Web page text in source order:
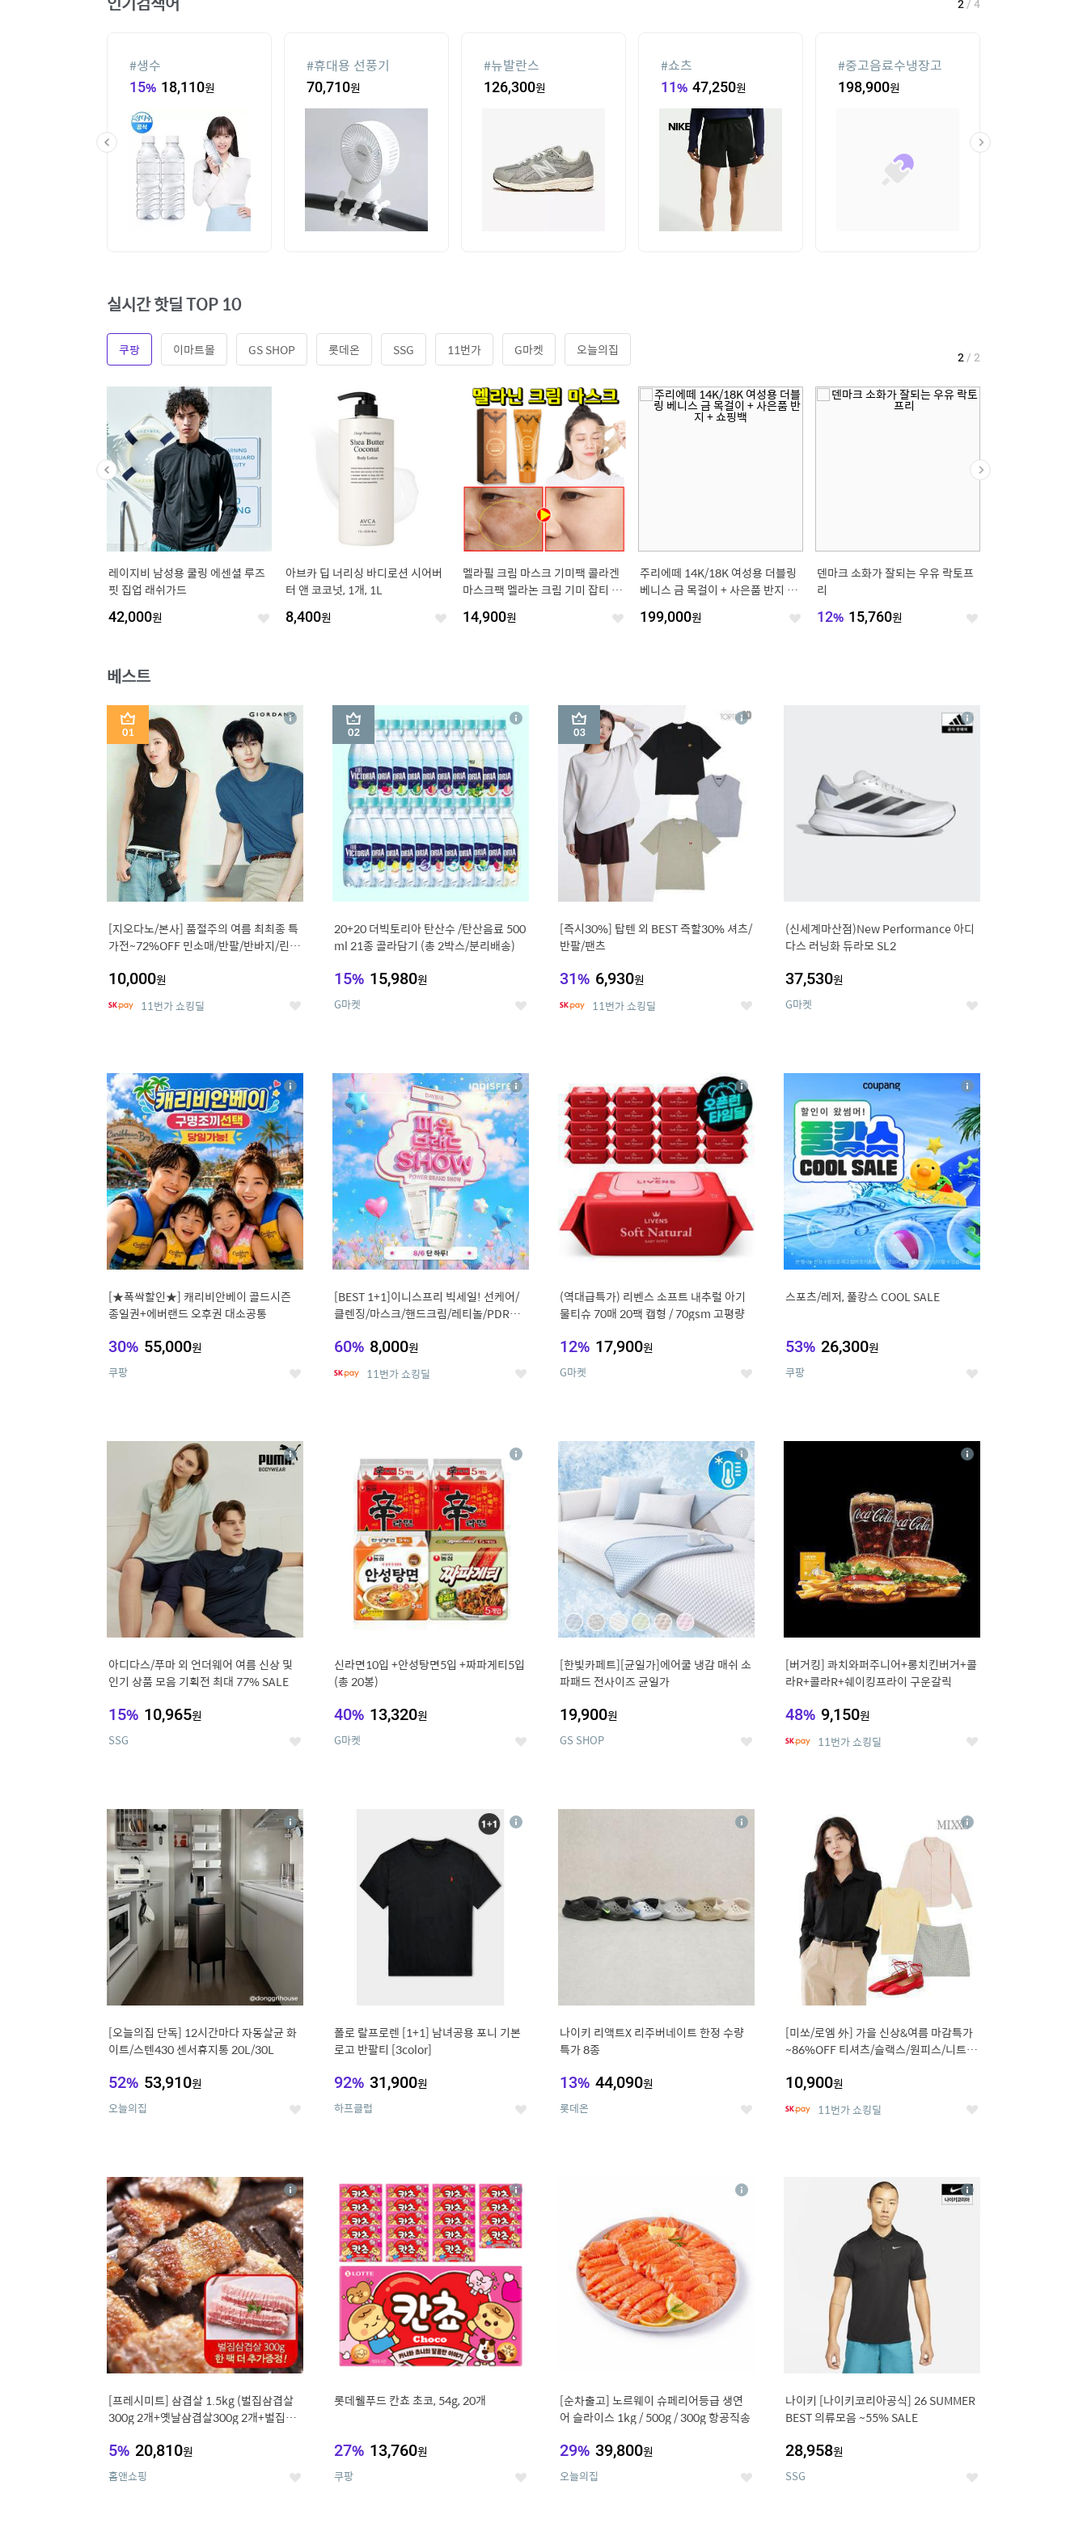
#생수
15% 18,110원
#휴대용 선풍기
70,710원
#뉴발란스
126,300원
#쇼츠
11% 47,250원
#중고음료수냉장고
198,900원
2 / 4
실시간 핫딜 TOP 10
쿠팡 이마트몰 GS SHOP 롯데온 SSG 11번가 G마켓 오늘의집
좋
레이지비 남성용 쿨링 에센셜 루즈
핏 집업 래쉬가드
42,000원 좋
아브카 딥 너리싱 바디로션 시어버
터 앤 코코넛, 1개, 1L
8,400원 좋
멜라필 크림 마스크 기미팩 콜라겐
마스크팩 멜라논 크림 기미 잡티 제
개입
14,900원 좋
주리에떼 14K/18K 여성용 더블링
베니스 금 목걸이 + 사은품 반지 +
199,000원 좋
덴마크 소화가 잘되는 우유 락토프
리
12% 15,760원 좋
2 / 2
베스트
1
[지오다노/본사] 품절주의 여름 최최종 특
가전~72%OFF 민소매/반팔/반바지/린넨
10,000원
11번가 쇼킹딜 좋
상
2
20+20 더빅토리아 탄산수 /탄산음료 500
ml 21종 골라담기 (총 2박스/분리배송)
15% 15,980원
G마켓 좋
상
3
[즉시30%] 탑텐 외 BEST 즉할30% 셔츠/
반팔/팬츠
31% 6,930원
11번가 쇼킹딜 좋
상
(신세계마산점)New Performance 아디
다스 러닝화 듀라모 SL2
37,530원
G마켓 좋
상
세
5
[★폭싹할인★] 캐리비안베이 골드시즌
종일권+에버랜드 오후권 대소공통
30% 55,000원
쿠팡 좋
상
세
6
[BEST 1+1]이니스프리 빅세일! 선케어/
클렌징/마스크/핸드크림/레티놀/PDRN/
60% 8,000원
11번가 쇼킹딜 좋
상
세
(역대급특가) 리벤스 소프트 내추럴 아기
물티슈 70매 20팩 캡형 / 70gsm 고평량
12% 17,900원
G마켓 좋
상
세
8
스포츠/레저, 풀캉스 COOL SALE
53% 26,300원
쿠팡 좋
상
세
9
아디다스/푸마 외 언더웨어 여름 신상 및
인기 상품 모음 기획전 최대 77% SALE
15% 10,965원
SSG 좋
상
세
신라면10입 +안성탕면5입 +짜파게티5입
(총 20봉)
40% 13,320원
G마켓 좋
상
11
[한빛카페트][균일가]에어쿨 냉감 매쉬 소
파패드 전사이즈 균일가
19,900원
GS SHOP 좋
상
세
12
[버거킹] 콰치와퍼주니어+롱치킨버거+콜
라R+콜라R+쉐이킹프라이 구운갈릭
48% 9,150원
11번가 쇼킹딜 좋
상
13
[오늘의집 단독] 12시간마다 자동살균 화
이트/스텐430 센서휴지통 20L/30L
52% 53,910원
오늘의집 좋
상
세
폴로 랄프로렌 [1+1] 남녀공용 포니 기본
로고 반팔티 [3color]
92% 31,900원
하프클럽 좋
상
15
나이키 리액트X 리주버네이트 한정 수량
특가 8종
13% 44,090원
롯데온 좋
상
[미쏘/로엠 外] 가을 신상&여름 마감특가
~86%OFF 티셔츠/슬랙스/원피스/니트/
10,900원
11번가 쇼킹딜 좋
상
17
[프레시미트] 삼겹살 1.5kg (벌집삼겹살
300g 2개+옛날삼겹살300g 2개+벌집삼
5% 20,810원
홈앤쇼핑 좋
상
세
18
롯데웰푸드 칸쵸 초코, 54g, 20개
27% 13,760원
쿠팡 좋
상
세
[순차출고] 노르웨이 슈페리어등급 생연
어 슬라이스 1kg / 500g / 300g 항공직송
29% 39,800원
오늘의집 좋
상
나이키 [나이키코리아공식] 26 SUMMER
BEST 의류모음 ~55% SALE
28,958원
SSG 좋
상
세